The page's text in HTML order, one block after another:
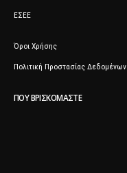
ΕΣΕΕ
Όροι Χρήσης
Πολιτική Προστασίας Δεδομένων
ΠΟΥ ΒΡΙΣΚΌΜΑΣΤΕ